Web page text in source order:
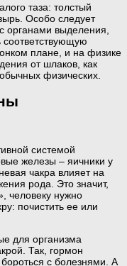
таза: толстый
Особо следует
органами выделения,
плане, и на физике
от шлаков, как
физических.
системой
железы – яичники у
чакра влияет на
рода. Это значит,
человеку нужно
почистить ее или
для организма
Так, гормон
бороться с болезнями. А